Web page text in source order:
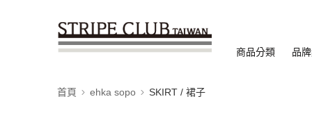
商品分類 品
首頁 ehka sopo SKIRT / 裙子